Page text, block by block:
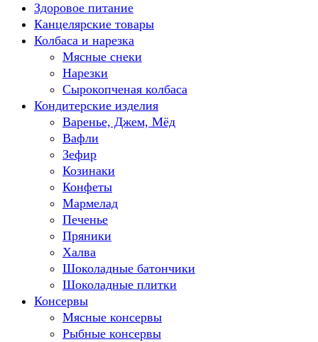
Здоровое питание
Канцелярские товары
Колбаса и нарезка
Мясные снеки
Нарезки
Сырокопченая колбаса
Кондитерские изделия
Варенье, Джем, Мёд
Вафли
Зефир
Козинаки
Конфеты
Мармелад
Печенье
Пряники
Халва
Шоколадные батончики
Шоколадные плитки
Консервы
Мясные консервы
Рыбные консервы